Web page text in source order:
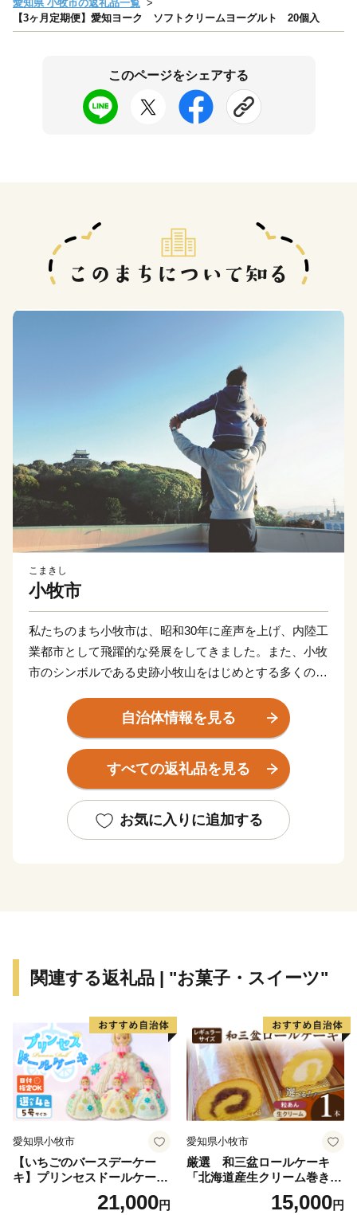
愛知県 小牧市の返礼品一覧
【3ヶ月定期便】愛知ヨーク ソフトクリームヨーグルト 20個入
このページをシェアする
こまきし
小牧市
私たちのまち小牧市は、昭和30年に産声を上げ、内陸工
業都市として飛躍的な発展をしてきました。また、小牧
市のシンボルである史跡小牧山をはじめとする多くの歴
自治体情報を見る
すべての返礼品を見る
お気に入りに追加する
関連する返礼品 | "お菓子・スイーツ"
愛知県小牧市
【いちごのバースデーケー
キ】プリンセスドールケーキ
日時指定可 スイーツ デザー
ト 洋菓子 お取り寄せ 愛知県
21,000円
愛知県小牧市
厳選 和三盆ロールケーキ
「北海道産生クリーム巻き」
または「北海道産粒あん巻
き」（サイズ：レギュラー）
15,000円